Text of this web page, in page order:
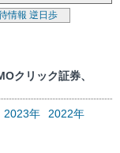
情報 逆日歩
クリック証券、
2023年
2022年